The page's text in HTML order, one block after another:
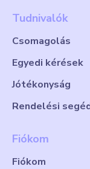
Tudnivalók
Csomagolás
Egyedi kérések
Jótékonyság
Rendelési
Fiókom
Fiókom